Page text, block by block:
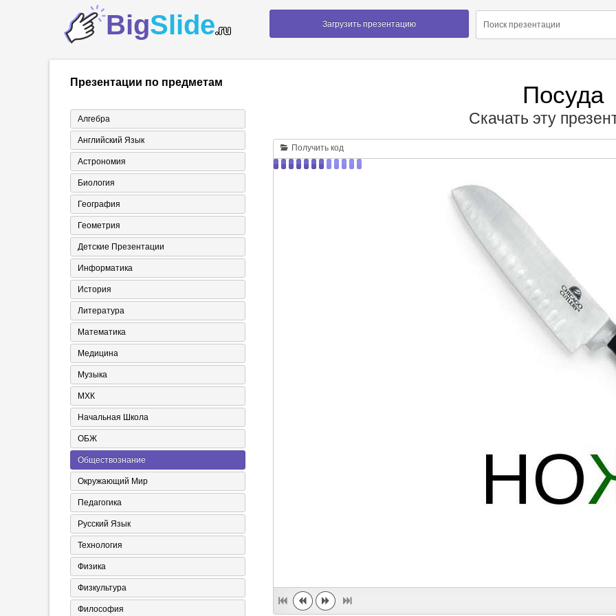
BigSlide.ru Загрузить презентацию
Презентации по предметам
Алгебра
Английский Язык
Астрономия
Биология
География
Геометрия
Детские Презентации
Информатика
История
Литература
Математика
Медицина
Музыка
МХК
Начальная Школа
ОБЖ
Обществознание
Окружающий Мир
Педагогика
Русский Язык
Технология
Физика
Физкультура
Философия
Посуда
Скачать эту
Получить код